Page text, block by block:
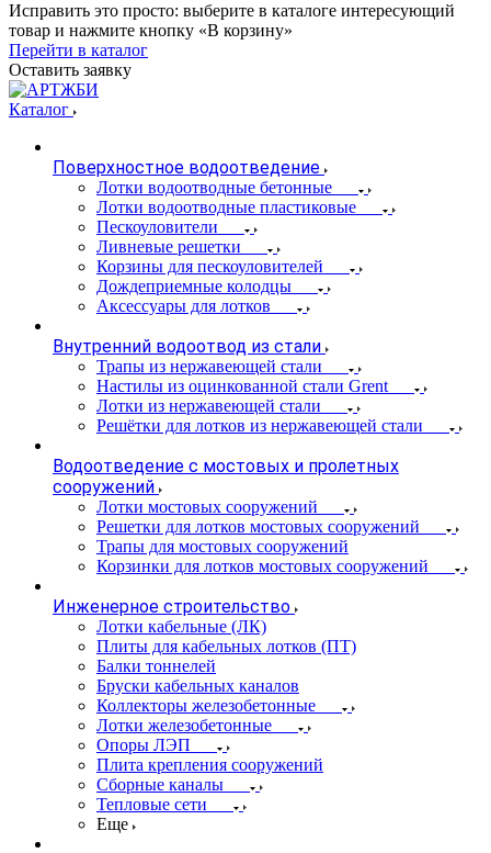
Исправить это просто: выберите в каталоге интересующий
товар и нажмите кнопку «В корзину»
Перейти в каталог
Оставить заявку
Каталог
Поверхностное водоотведение
Лотки водоотводные бетонные
Лотки водоотводные пластиковые
Пескоуловители
Ливневые решетки
Корзины для пескоуловителей
Дождеприемные колодцы
Аксессуары для лотков
Внутренний водоотвод из стали
Трапы из нержавеющей стали
Настилы из оцинкованной стали Grent
Лотки из нержавеющей стали
Решётки для лотков из нержавеющей стали
Водоотведение с мостовых и пролетных
сооружений
Лотки мостовых сооружений
Решетки для лотков мостовых сооружений
Трапы для мостовых сооружений
Корзинки для лотков мостовых сооружений
Инженерное строительство
Лотки кабельные (ЛК)
Плиты для кабельных лотков (ПТ)
Балки тоннелей
Бруски кабельных каналов
Коллекторы железобетонные
Лотки железобетонные
Опоры ЛЭП
Плита крепления сооружений
Сборные каналы
Тепловые сети
Еще